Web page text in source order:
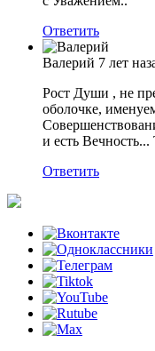
Ответить
Валерий 7 лет
Рост Души , не
оболочке,
и есть
Ответить